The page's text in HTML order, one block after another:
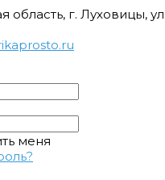
область, г. Луховицы,
меня